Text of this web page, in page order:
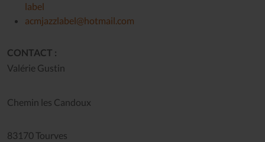
label
acmjazzlabel@hotmail.com
CONTACT :
Valérie Gustin
Chemin les Candoux
83170 Tourves